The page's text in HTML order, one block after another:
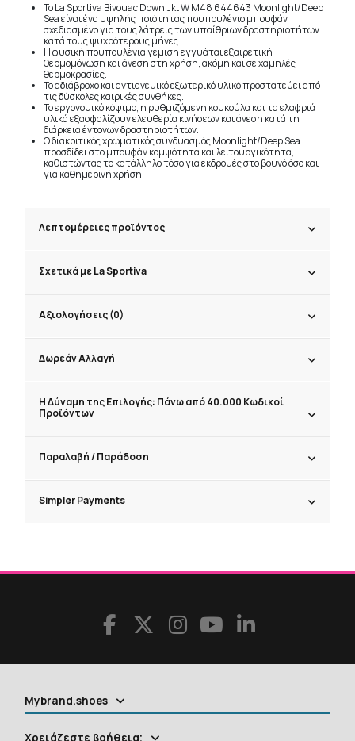
Το La Sportiva Bivouac Down Jkt W M48 644643 Moonlight/Deep
Sea είναι ένα υψηλής ποιότητας πουπουλένιο μπουφάν
σχεδιασμένο για τους λάτρεις των υπαίθριων δραστηριοτήτων
κατά τους ψυχρότερους μήνες.
Η φυσική πουπουλένια γέμιση εγγυάται εξαιρετική
θερμομόνωση και άνεση στη χρήση, ακόμη και σε χαμηλές
θερμοκρασίες.
Το αδιάβροχο και αντιανεμικό εξωτερικό υλικό προστατεύει από
τις δύσκολες καιρικές συνθήκες.
Το εργονομικό κόψιμο, η ρυθμιζόμενη κουκούλα και τα ελαφριά
υλικά εξασφαλίζουν ελευθερία κινήσεων και άνεση κατά τη
διάρκεια έντονων δραστηριοτήτων.
Ο διακριτικός χρωματικός συνδυασμός Moonlight/Deep Sea
προσδίδει στο μπουφάν κομψότητα και λειτουργικότητα,
καθιστώντας το κατάλληλο τόσο για εκδρομές στο βουνό όσο και
για καθημερινή χρήση.
Λεπτομέρειες προϊόντος
Σχετικά με La Sportiva
Αξιολογήσεις (0)
Δωρεάν Αλλαγή
Η Δύναμη της Επιλογής: Πάνω από 40.000 Κωδικοί
Προϊόντων
Παραλαβή / Παράδoση
Simpler Payments
Mybrand.shoes
Χρειάζεστε βοήθεια;